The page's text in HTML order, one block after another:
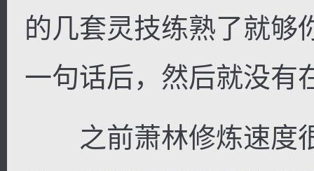
的几套灵技练熟了就够
一句话后，然后就没有
之前萧林修炼速度